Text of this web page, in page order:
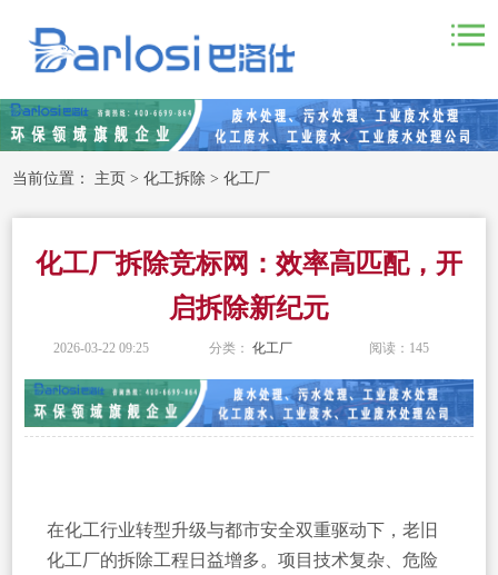
当前位置： 主页 >化工拆除 >化工厂
化工厂拆除竞标网：效率高匹配，开
启拆除新纪元
2026-03-22 09:25 分类：化工厂 阅读： 145
在化工行业转型升级与都市安全双重驱动下，老旧
化工厂的拆除工程日益增多。项目技术复杂、危险